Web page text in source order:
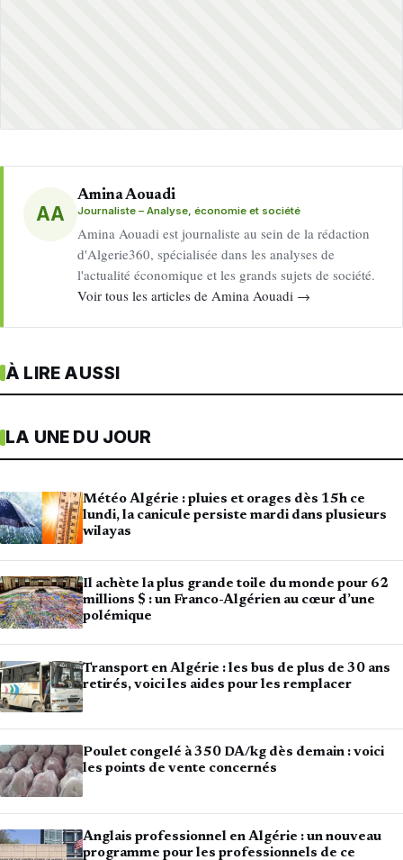
AA
Amina Aouadi
Journaliste – Analyse, économie et société
Amina Aouadi est journaliste au sein de la rédaction
d'Algerie360, spécialisée dans les analyses de
l'actualité économique et les grands sujets de société.
Voir tous les articles de Amina Aouadi →
À LIRE AUSSI
LA UNE DU JOUR
Météo Algérie : pluies et orages dès 15h ce
lundi, la canicule persiste mardi dans plusieurs
wilayas
Il achète la plus grande toile du monde pour 62
millions $ : un Franco-Algérien au cœur d’une
polémique
Transport en Algérie : les bus de plus de 30 ans
retirés, voici les aides pour les remplacer
Poulet congelé à 350 DA/kg dès demain : voici
les points de vente concernés
Anglais professionnel en Algérie : un nouveau
programme pour les professionnels de ce